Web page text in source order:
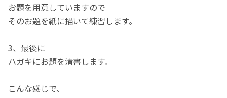
お題を用意していますので
そのお題を紙に描いて練習します。
3、最後に
ハガキにお題を清書します。
こんな感じで、